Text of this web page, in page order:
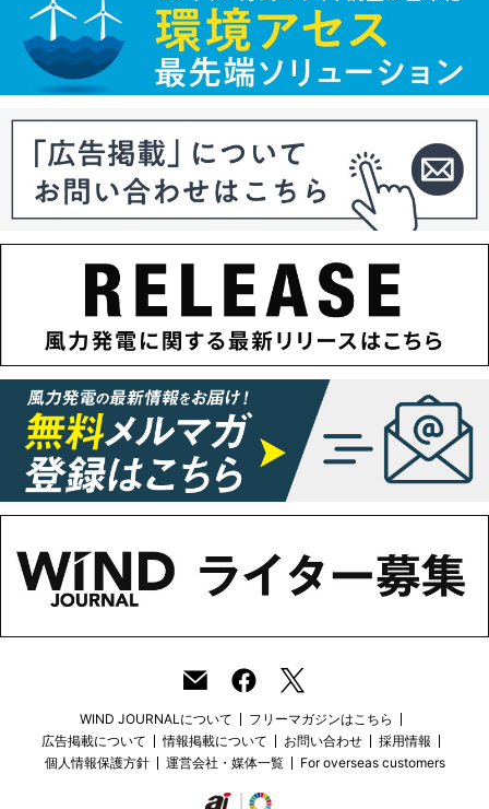
WIND JOURNALについて
フリーマガジンはこちら
広告掲載について
情報掲載について お問い合わせ
採用情報
個人情報保護方針
運営会社・媒体一覧 For overseas customers